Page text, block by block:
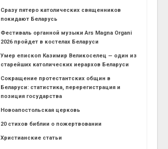
Сразу пятеро католических священников
покидают Беларусь
Фестиваль органной музыки Ars Magna Organi
2026 пройдет в костелах Беларуси
Умер епископ Казимир Великоселец — один из
старейших католических иерархов Беларуси
Сокращение протестантских общин в
Беларуси: статистика, перерегистрация и
позиция государства
Новоапостольская церковь
20 стихов библии о пожертвовании
Христианские статьи